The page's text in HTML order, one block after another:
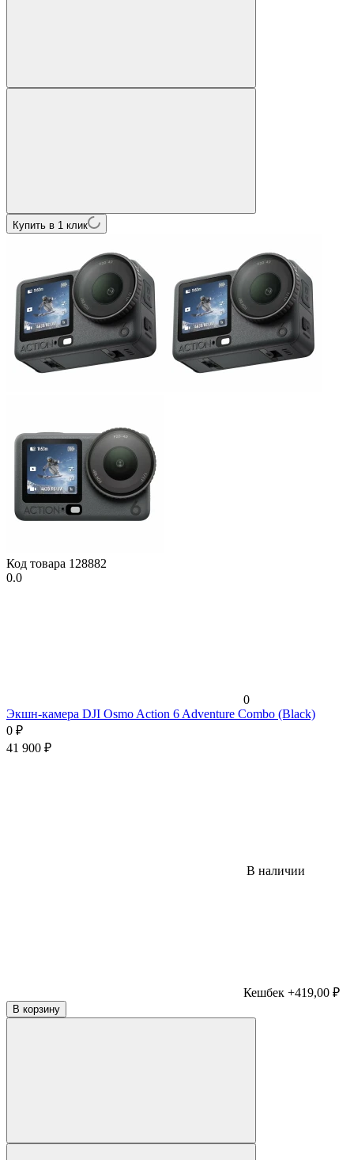
Купить в 1 клик
Код товара 128882
0.0
0
Экшн-камера DJI Osmo Action 6 Adventure Combo (Black)
0 ₽
41 900 ₽
В наличии
Кешбек +419,00 ₽
В корзину